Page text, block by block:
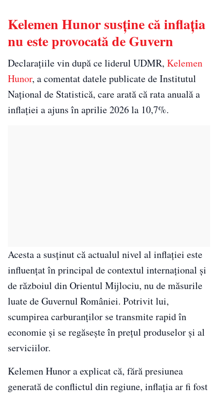
Kelemen Hunor susține că inflația
nu este provocată de Guvern
Declarațiile vin după ce liderul UDMR, Kelemen
Hunor, a comentat datele publicate de Institutul
Național de Statistică, care arată că rata anuală a
inflației a ajuns în aprilie 2026 la 10,7%.
Acesta a susținut că actualul nivel al inflației este
influențat în principal de contextul internațional și
de războiul din Orientul Mijlociu, nu de măsurile
luate de Guvernul României. Potrivit lui,
scumpirea carburanților se transmite rapid în
economie și se regăsește în prețul produselor și al
serviciilor.
Kelemen Hunor a explicat că, fără presiunea
generată de conflictul din regiune, inflația ar fi fost